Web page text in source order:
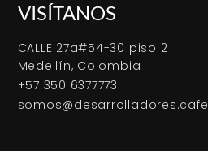
VISÍTANOS
CALLE 27a#54-30 piso 2
Medellín, Colombia
+57 350 6377773
somos@desarrolladores.cafe